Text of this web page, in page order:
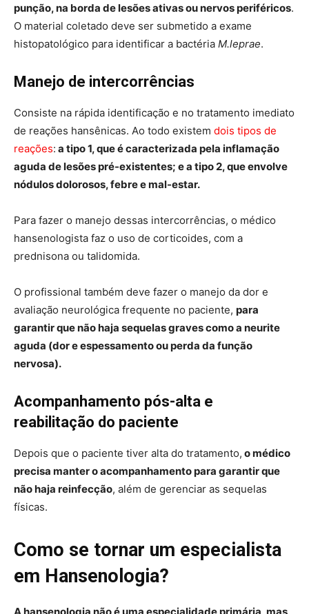
punção, na borda de lesões ativas ou nervos periféricos.
O material coletado deve ser submetido a exame
histopatológico para identificar a bactéria M.leprae.
Manejo de intercorrências
Consiste na rápida identificação e no tratamento imediato
de reações hansênicas. Ao todo existem dois tipos de
reações: a tipo 1, que é caracterizada pela inflamação
aguda de lesões pré-existentes; e a tipo 2, que envolve
nódulos dolorosos, febre e mal-estar.
Para fazer o manejo dessas intercorrências, o médico
hansenologista faz o uso de corticoides, com a
prednisona ou talidomida.
O profissional também deve fazer o manejo da dor e
avaliação neurológica frequente no paciente, para
garantir que não haja sequelas graves como a neurite
aguda (dor e espessamento ou perda da função
nervosa).
Acompanhamento pós-alta e
reabilitação do paciente
Depois que o paciente tiver alta do tratamento, o médico
precisa manter o acompanhamento para garantir que
não haja reinfecção, além de gerenciar as sequelas
físicas.
Como se tornar um especialista
em Hansenologia?
A hansenologia não é uma especialidade primária, mas